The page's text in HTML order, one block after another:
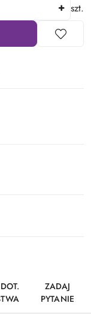
szt.
ZADAJ
PYTANIE